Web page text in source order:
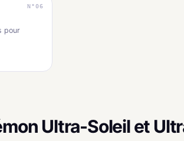
N°06
pour
Ultra-Soleil et